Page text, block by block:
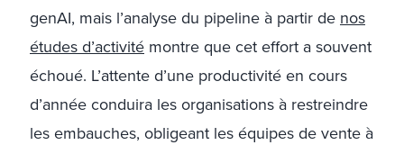
genAI, mais l’analyse du pipeline à partir de nos
études d’activité montre que cet effort a souvent
échoué. L’attente d’une productivité en cours
d’année conduira les organisations à restreindre
les embauches, obligeant les équipes de vente à